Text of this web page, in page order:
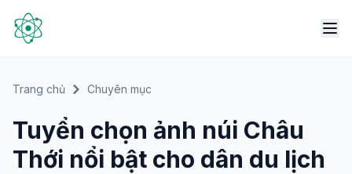
Trang chủ Chuyên mục
Tuyển chọn ảnh núi Châu
Thới nổi bật cho dân du lịch